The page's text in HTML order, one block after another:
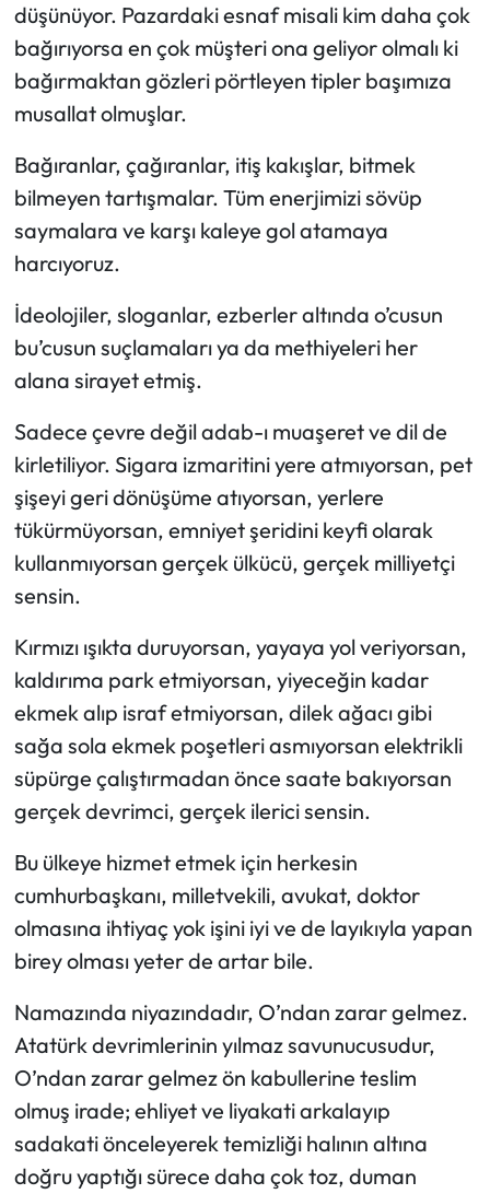
düşünüyor. Pazardaki esnaf misali kim daha çok
bağırıyorsa en çok müşteri ona geliyor olmalı ki
bağırmaktan gözleri pörtleyen tipler başımıza
musallat olmuşlar.
Bağıranlar, çağıranlar, itiş kakışlar, bitmek
bilmeyen tartışmalar. Tüm enerjimizi sövüp
saymalara ve karşı kaleye gol atamaya
harcıyoruz.
İdeolojiler, sloganlar, ezberler altında o’cusun
bu’cusun suçlamaları ya da methiyeleri her
alana sirayet etmiş.
Sadece çevre değil adab-ı muaşeret ve dil de
kirletiliyor. Sigara izmaritini yere atmıyorsan, pet
şişeyi geri dönüşüme atıyorsan, yerlere
tükürmüyorsan, emniyet şeridini keyfi olarak
kullanmıyorsan gerçek ülkücü, gerçek milliyetçi
sensin.
Kırmızı ışıkta duruyorsan, yayaya yol veriyorsan,
kaldırıma park etmiyorsan, yiyeceğin kadar
ekmek alıp israf etmiyorsan, dilek ağacı gibi
sağa sola ekmek poşetleri asmıyorsan elektrikli
süpürge çalıştırmadan önce saate bakıyorsan
gerçek devrimci, gerçek ilerici sensin.
Bu ülkeye hizmet etmek için herkesin
cumhurbaşkanı, milletvekili, avukat, doktor
olmasına ihtiyaç yok işini iyi ve de layıkıyla yapan
birey olması yeter de artar bile.
Namazında niyazındadır, O’ndan zarar gelmez.
Atatürk devrimlerinin yılmaz savunucusudur,
O’ndan zarar gelmez ön kabullerine teslim
olmuş irade; ehliyet ve liyakati arkalayıp
sadakati önceleyerek temizliği halının altına
doğru yaptığı sürece daha çok toz, duman